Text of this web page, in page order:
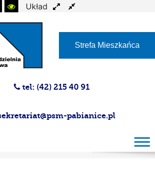
Układ
Strefa Mieszkańca
tel: (42) 215 40 91
pabianice.pl